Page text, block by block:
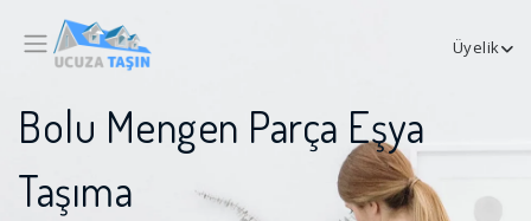
Üyelik
Bolu Mengen Parça Eşya
Taşıma